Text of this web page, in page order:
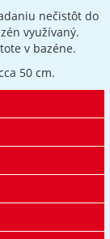
nečistôt do
využívaný.
v bazéne.
50 cm.